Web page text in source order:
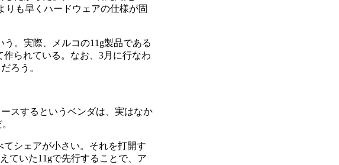
りも早くハードウェアの仕様が固
。実際、メルコの11g製品である
られている。なお、3月に行なわ
ろう。
スするというベンダは、実はなか
シェアが小さい。それを打開す
ていた11gで先行することで、ア